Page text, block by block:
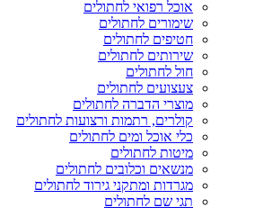
אוכל רפואי לחתולים
שימורים לחתולים
חטיפים לחתולים
שירותים לחתולים
חול לחתולים
צעצועים לחתולים
מוצרי הדברה לחתולים
קולרים, רתמות ורצועות לחתולים
כלי אוכל ומים לחתולים
מיטות לחתולים
מנשאים וכלובים לחתולים
מגרדות ומתקני גירוד לחתולים
תגי שם לחתולים